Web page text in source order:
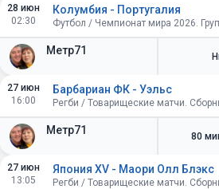
28 июн
02:30
Метр71
Колумбия - Португалия
27 июн
16:00
Метр71
Барбариан ФК - Уэльс
Регби / Товарищеские матчи.
80
27 июн
13:05
Япония XV - Маори Олл Блэкс
Регби / Товарищеские матчи.